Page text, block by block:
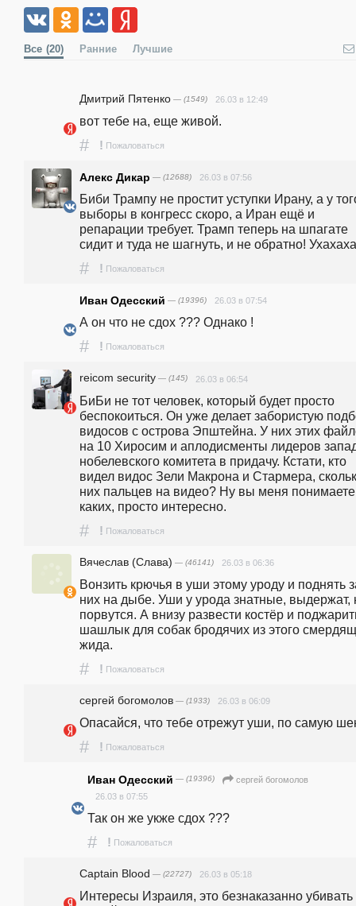
Все (20) Ранние Лучшие
Дмитрий Пятенко — (1549) 26.03 в 12:49
вот тебе на, еще живой.
# ! Пожаловаться
Алекс Дикар — (12688) 26.03 в 07:56
Биби Трампу не простит уступки Ирану, а у
выборы в конгресс скоро, а Иран ещё и
репарации требует. Трамп теперь на шпагате
сидит и туда не шагнуть, и не обратно! Ухахаха
# ! Пожаловаться
Иван Одесский — (19396) 26.03 в 07:54
А он что не сдох ??? Однако !
# ! Пожаловаться
reicom security — (145) 26.03 в 06:54
БиБи не тот человек, который будет просто
беспокоиться. Он уже делает забористую
видосов с острова Эпштейна. У них этих
на 10 Хиросим и аплодисменты лидеров
нобелевского комитета в придачу. Кстати, кто
видел видос Зели Макрона и Стармера,
них пальцев на видео? Ну вы меня понимаете
каких, просто интересно.
# ! Пожаловаться
Вячеслав (Слава) — (46141) 26.03 в 06:36
Вонзить крючья в уши этому уроду и поднять
них на дыбе. Уши у урода знатные, выдержат,
порвутся. А внизу развести костёр и
шашлык для собак бродячих из этого
жида.
# ! Пожаловаться
сергей богомолов — (1933) 26.03 в 06:09
Опасайся, что тебе отрежут уши, по самую
# ! Пожаловаться
Иван Одесский — (19396)
сергей богомолов
26.03 в 07:55
Так он же укже сдох ???
# ! Пожаловаться
Captain Blood — (22727) 26.03 в 05:18
Интересы Израиля, это безнаказанно убивать